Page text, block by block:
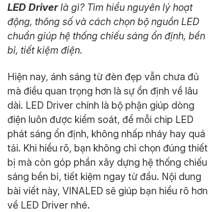
LED Driverlà gì? Tìm hiểu nguyên lý hoạt
động, thông số và cách chọn bộ nguồn LED
chuẩn giúp hệ thống chiếu sáng ổn định, bền
bỉ, tiết kiệm điện.
Hiện nay, ánh sáng từ đèn đẹp vẫn chưa đủ
mà điều quan trọng hơn là sự ổn định về lâu
dài. LED Driver chính là bộ phận giúp dòng
điện luôn được kiểm soát, để mỗi chip LED
phát sáng ổn định, không nhấp nháy hay quá
tải. Khi hiểu rõ, bạn không chỉ chọn đúng thiết
bị mà còn góp phần xây dựng hệ thống chiếu
sáng bền bỉ, tiết kiệm ngay từ đầu. Nội dung
bài viết này, VINALED sẽ giúp bạn hiểu rõ hơn
về LED Driver nhé.